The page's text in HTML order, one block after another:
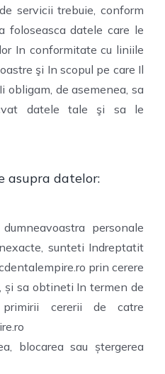
servicii trebuie, conform
foloseasca datele care le
In conformitate cu liniile
şi In scopul pe care Il
obligam, de asemenea, sa
datele tale şi sa le
asupra datelor:
personale
sunteti Indreptatit
prin cerere
și sa obtineti In termen de
cererii de catre
blocarea sau ștergerea